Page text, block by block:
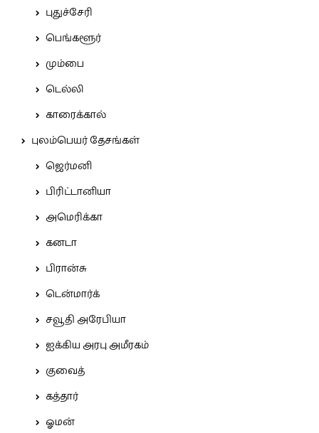
புதுச்சேரி
பெங்களூர்
மும்பை
டெல்லி
காரைக்கால்
புலம்பெயர் தேசங்கள்
ஜெர்மனி
பிரிட்டானியா
அமெரிக்கா
கனடா
பிரான்சு
டென்மார்க்
சவூதி அரேபியா
ஐக்கிய அரபு அமீரகம்
குவைத்
கத்தார்
ஓமன்